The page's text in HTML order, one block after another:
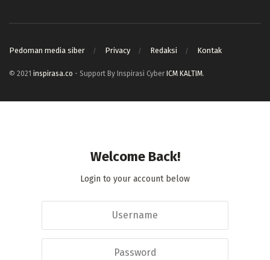
Pedoman media siber Privacy Redaksi Kontak
© 2021 inspirasa.co - Support By Inspirasi Cyber ICM KALTIM.
Welcome Back!
Login to your account below